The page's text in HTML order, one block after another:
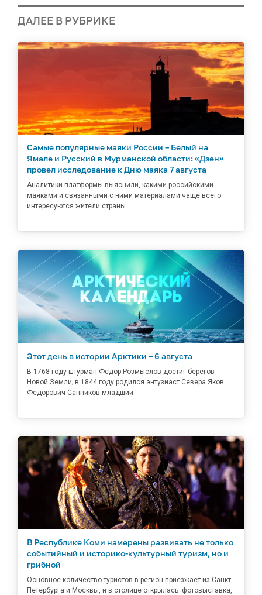
ДАЛЕЕ В РУБРИКЕ
Самые популярные маяки России – Белый на
Ямале и Русский в Мурманской области: «Дзен»
провел исследование к Дню маяка 7 августа
Аналитики платформы выяснили, какими российскими
маяками и связанными с ними материалами чаще всего
интересуются жители страны
Этот день в истории Арктики – 6 августа
В 1768 году штурман Федор Розмыслов достиг берегов
Новой Земли; в 1844 году родился энтузиаст Севера Яков
Федорович Санников-младший
В Республике Коми намерены развивать не только
событийный и историко-культурный туризм, но и
грибной
Основное количество туристов в регион приезжает из Санкт-
Петербурга и Москвы, и в столице открылась фотовыставка,